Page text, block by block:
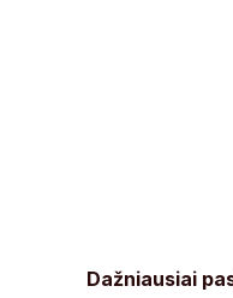
Dažniausiai